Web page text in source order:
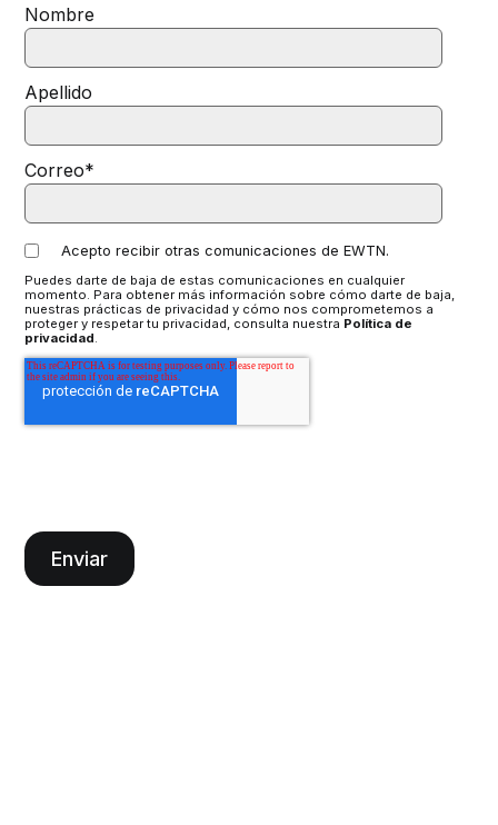
Nombre
Apellido
Correo*
Acepto recibir otras comunicaciones de EWTN.
Puedes darte de baja de estas comunicaciones en cualquier
momento. Para obtener más información sobre cómo darte de baja,
nuestras prácticas de privacidad y cómo nos comprometemos a
proteger y respetar tu privacidad, consulta nuestra Política de
privacidad.